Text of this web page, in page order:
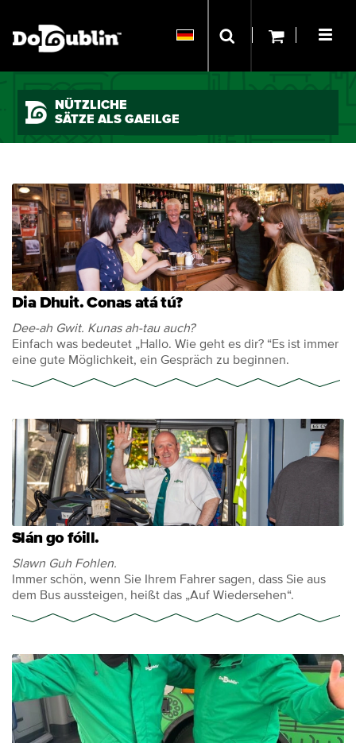
NÜTZLICHE
SÄTZE ALS GAEILGE
Dia Dhuit. Conas atá tú?
Dee-ah Gwit. Kunas ah-tau auch?
Einfach was bedeutet „Hallo. Wie geht es dir? “Es ist immer
eine gute Möglichkeit, ein Gespräch zu beginnen.
Slán go fóill.
Slawn Guh Fohlen.
Immer schön, wenn Sie Ihrem Fahrer sagen, dass Sie aus
dem Bus aussteigen, heißt das „Auf Wiedersehen“.